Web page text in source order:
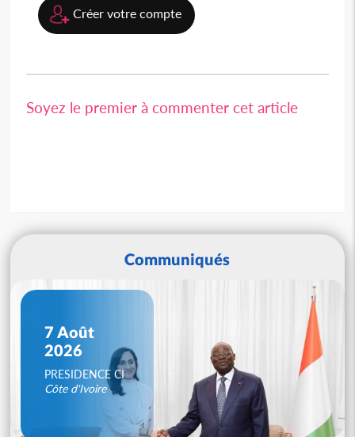
Créer votre compte
Soyez le premier à commenter cet article
Communiqués
7 Août
2026
PRESIDENCE CI
Côte d'Ivoire